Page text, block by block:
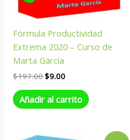
Fórmula Productividad
Extrema 2020 – Curso de
Marta García
$197.00$9.00
Añadir al carrito